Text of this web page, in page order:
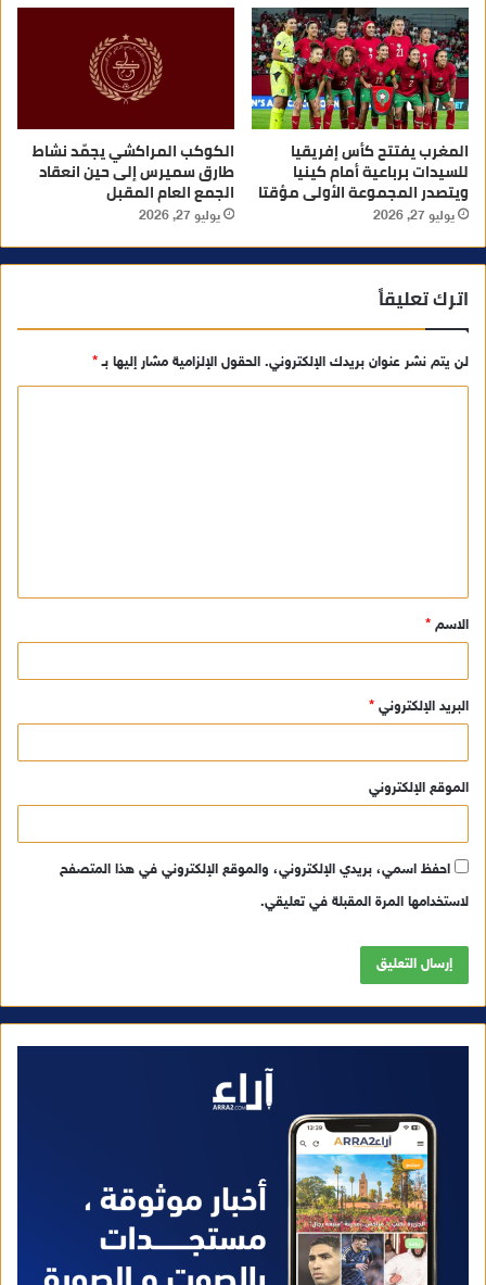
المغرب يفتتح كأس إفريقيا
للسيدات برباعية أمام كينيا
ويتصدر المجموعة الأولى مؤقتا
يوليو 27, 2026
الكوكب المراكشي يجمّد نشاط
طارق سميرس إلى حين انعقاد
الجمع العام المقبل
يوليو 27, 2026
اترك تعليقاً
لن يتم نشر عنوان بريدك الإلكتروني. الحقول الإلزامية مشار إليها بـ*
ق
*
الاسم *
البريد الإلكتروني *
الموقع الإلكتروني
احفظ اسمي، بريدي الإلكتروني، والموقع الإلكتروني في هذا المتصفح
لاستخدامها المرة المقبلة في تعليقي.